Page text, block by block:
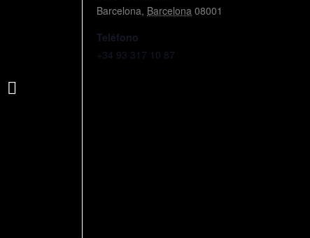
Barcelona, Barcelona 08001
Teléfono
+34 93 317 10 87